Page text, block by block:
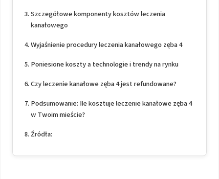
Szczegółowe komponenty kosztów leczenia
kanałowego
Wyjaśnienie procedury leczenia kanałowego zęba 4
Poniesione koszty a technologie i trendy na rynku
Czy leczenie kanałowe zęba 4 jest refundowane?
Podsumowanie: Ile kosztuje leczenie kanałowe zęba 4
w Twoim mieście?
Źródła: